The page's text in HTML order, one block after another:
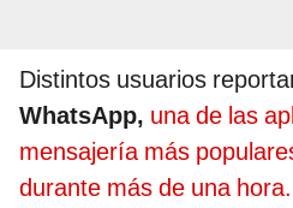
Distintos usuarios
WhatsApp, una de las
mensajería más
durante más de una hora.